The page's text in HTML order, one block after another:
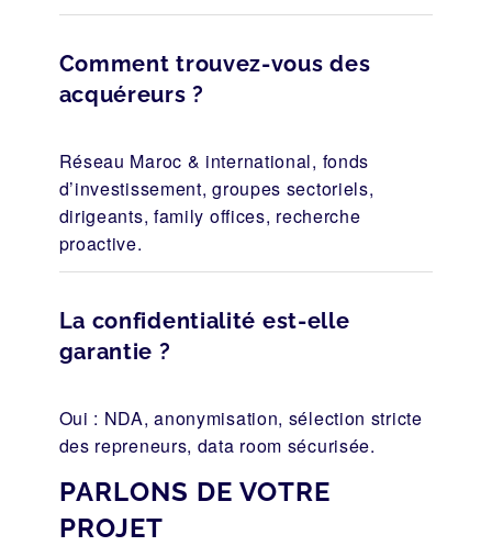
Comment trouvez-vous des
acquéreurs ?
Réseau Maroc & international, fonds
d’investissement, groupes sectoriels,
dirigeants, family offices, recherche
proactive.
La confidentialité est-elle
garantie ?
Oui : NDA, anonymisation, sélection stricte
des repreneurs, data room sécurisée.
PARLONS DE VOTRE
PROJET